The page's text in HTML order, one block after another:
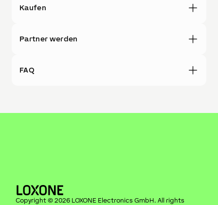
Kaufen
Partner werden
FAQ
Copyright © 2026 LOXONE Electronics GmbH. All rights